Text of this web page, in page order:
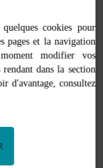
Leaflet
cookies pour
pages et la navigation
modifier vos
dans la section
d'avantage, consultez